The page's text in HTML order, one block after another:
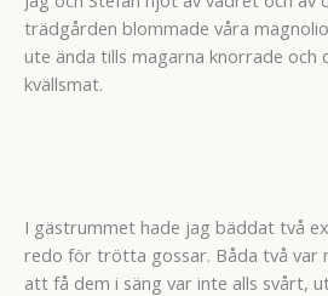
trädgården blommade våra
ute ända tills magarna knorrade och
kvällsmat.
I gästrummet hade jag bäddat två
redo för trötta gossar. Båda två var
att få dem i säng var inte alls svårt,